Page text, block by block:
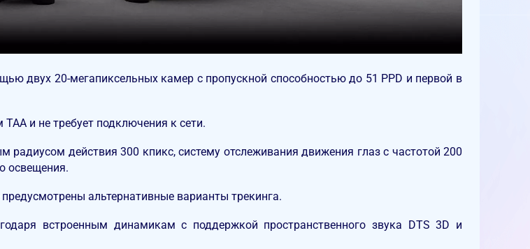
двух 20-мегапиксельных камер с пропускной способностью до 51 PPD и первой в
и не требует подключения к сети.
действия 300 кпикс, систему отслеживания движения глаз с частотой 200
освещения.
альтернативные варианты трекинга.
встроенным динамикам с поддержкой пространственного звука DTS 3D и